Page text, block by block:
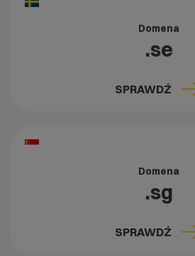
Domena
.se
SPRAWDŹ
Domena
.sg
SPRAWDŹ